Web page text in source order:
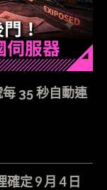
35 秒自動連
定 9 月 4 日